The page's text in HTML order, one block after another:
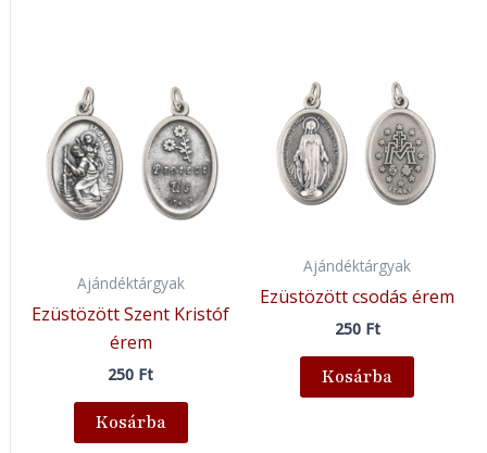
Ajándéktárgyak
Ezüstözött Szent Kristóf
érem
250 Ft
Kosárba
Ajándéktárgyak
Ezüstözött csodás érem
250 Ft
Kosárba